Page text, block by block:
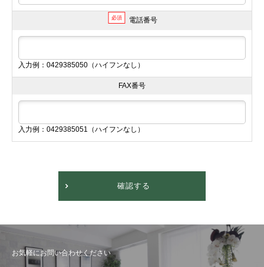
必須 電話番号
入力例：0429385050（ハイフンなし）
FAX番号
入力例：0429385051（ハイフンなし）
確認する
お気軽にお問い合わせください